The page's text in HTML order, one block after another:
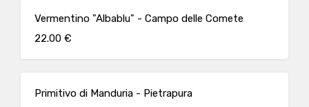
Vermentino "Albablu" - Campo delle Comete
22.00 €
Primitivo di Manduria - Pietrapura